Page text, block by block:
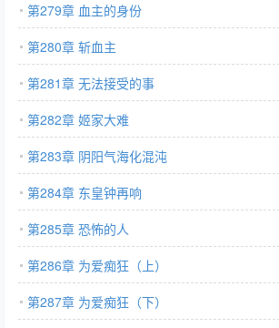
第279章 血主的身份
第280章 斩血主
第281章 无法接受的事
第282章 姬家大难
第283章 阴阳气海化混沌
第284章 东皇钟再响
第285章 恐怖的人
第286章 为爱痴狂（上）
第287章 为爱痴狂（下）